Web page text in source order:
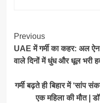
Post
Navigation
Previous
UAE में गर्मी का कहर: अल
वाले दिनों में धुंध और धूल भरी
गर्मी बढ़ते ही बिहार में ‘सांप
एक महिला की मौत |